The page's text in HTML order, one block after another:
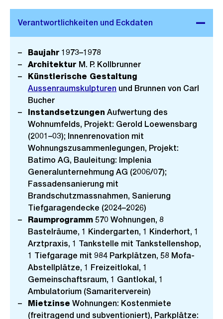
Baujahr 1973–1978
Architektur M. P. Kollbrunner
Künstlerische Gestaltung
Aussenraumskulpturen und Brunnen von Carl
Bucher
Instandsetzungen Aufwertung des
Wohnumfelds, Projekt: Gerold Loewensbarg
(2001–03); Innenrenovation mit
Wohnungszusammenlegungen, Projekt:
Batimo AG, Bauleitung: Implenia
Generalunternehmung AG (2006/07);
Fassadensanierung mit
Brandschutzmassnahmen, Sanierung
Tiefgaragendecke (2024–2026)
Raumprogramm 570 Wohnungen, 8
Bastelräume, 1 Kindergarten, 1 Kinderhort, 1
Arztpraxis, 1 Tankstelle mit Tankstellenshop,
1 Tiefgarage mit 984 Parkplätzen, 58 Mofa-
Abstellplätze, 1 Freizeitlokal, 1
Gemeinschaftsraum, 1 Gantlokal, 1
Ambulatorium (Samariterverein)
Mietzinse Wohnungen: Kostenmiete
(freitragend und subventioniert), Parkplätze: